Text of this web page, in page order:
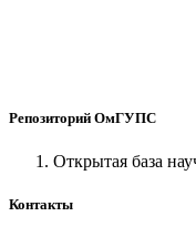
Репозиторий ОмГУПС
Открытая база
Контакты